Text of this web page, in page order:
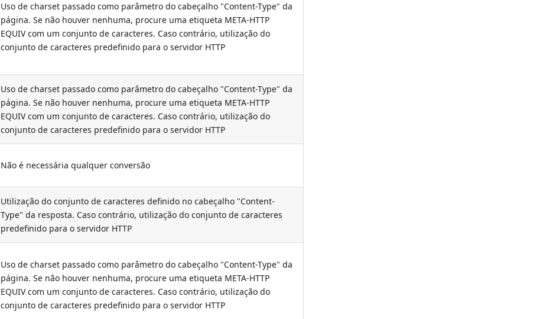
Uso de charset passado como parâmetro do cabeçalho "Content-Type" da
página. Se não houver nenhuma, procure uma etiqueta META-HTTP
EQUIV com um conjunto de caracteres. Caso contrário, utilização do
conjunto de caracteres predefinido para o servidor HTTP
Uso de charset passado como parâmetro do cabeçalho "Content-Type" da
página. Se não houver nenhuma, procure uma etiqueta META-HTTP
EQUIV com um conjunto de caracteres. Caso contrário, utilização do
conjunto de caracteres predefinido para o servidor HTTP
Não é necessária qualquer conversão
Utilização do conjunto de caracteres definido no cabeçalho "Content-
Type" da resposta. Caso contrário, utilização do conjunto de caracteres
predefinido para o servidor HTTP
Uso de charset passado como parâmetro do cabeçalho "Content-Type" da
página. Se não houver nenhuma, procure uma etiqueta META-HTTP
EQUIV com um conjunto de caracteres. Caso contrário, utilização do
conjunto de caracteres predefinido para o servidor HTTP